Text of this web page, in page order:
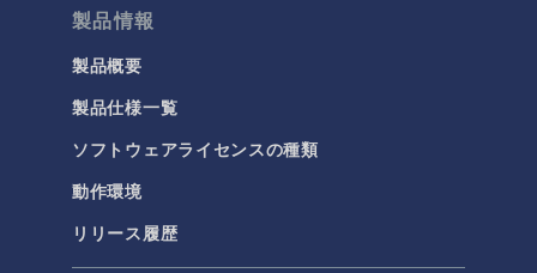
製品情報
製品概要
製品仕様一覧
ソフトウェアライセンスの種類
動作環境
リリース履歴